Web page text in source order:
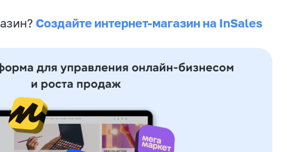
Создайте интернет-магазин на InSales